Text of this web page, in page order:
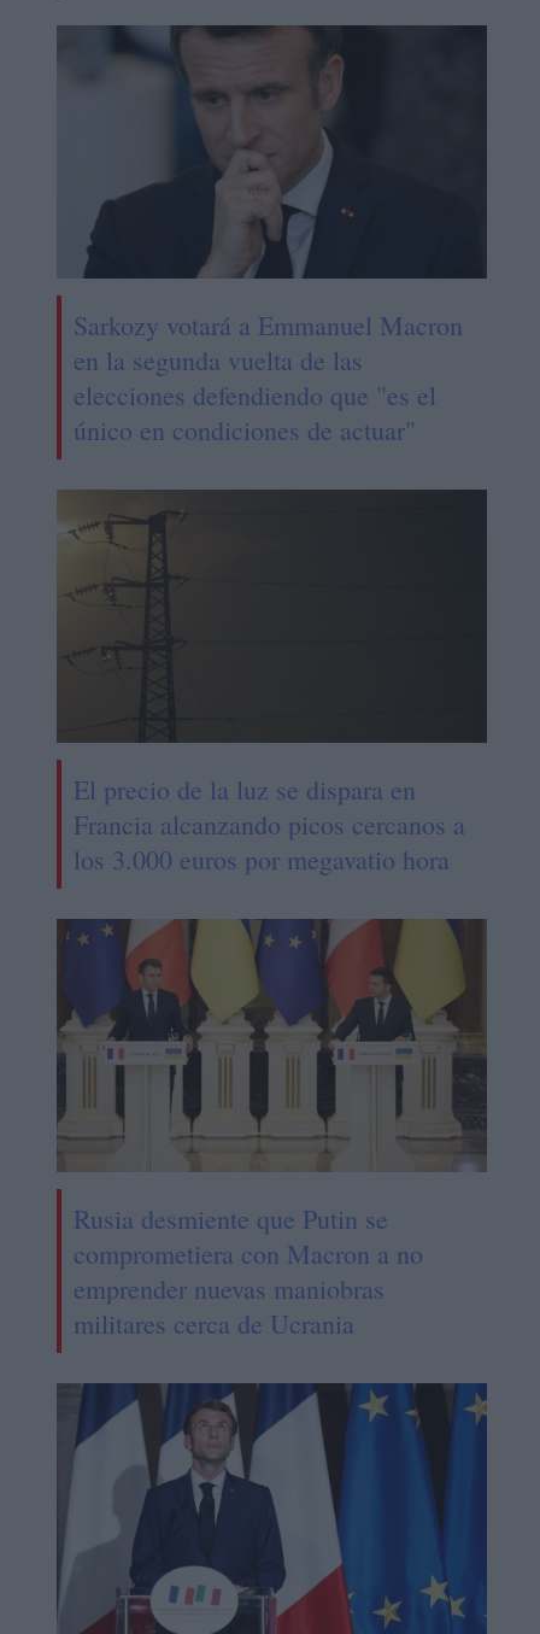
Sarkozy votará a Emmanuel Macron
en la segunda vuelta de las
elecciones defendiendo que "es el
único en condiciones de actuar"
El precio de la luz se dispara en
Francia alcanzando picos cercanos a
los 3.000 euros por megavatio hora
Rusia desmiente que Putin se
comprometiera con Macron a no
emprender nuevas maniobras
militares cerca de Ucrania